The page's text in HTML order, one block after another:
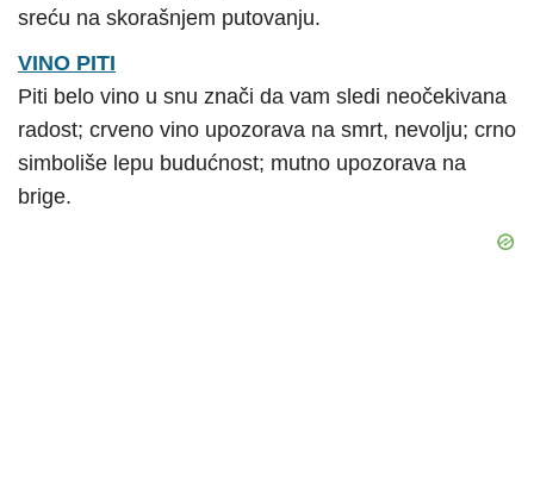
sreću na skorašnjem putovanju.
VINO PITI
Piti belo vino u snu znači da vam sledi neočekivana
radost; crveno vino upozorava na smrt, nevolju; crno
simboliše lepu budućnost; mutno upozorava na
brige.